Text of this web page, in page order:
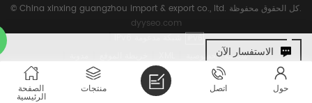
الاستفسار الآن
© China xinxing guangzhou import & export co., ltd. كل الحقوق محفوظة.
dyyseo.com
|
IPv6 شبكة مدعومة
سياسة الخصوصية
الصفحة
الرئيسية
منتجات حول اتصل